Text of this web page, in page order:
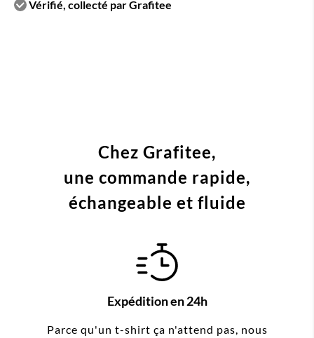
Vérifié, collecté par Grafitee
Chez Grafitee,
une commande rapide,
échangeable et fluide
Expédition en 24h
Parce qu'un t-shirt ça n'attend pas, nous